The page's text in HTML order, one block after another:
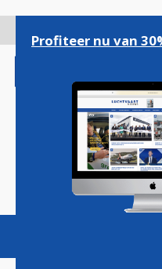
gaan
Magazine
Profiteer nu van